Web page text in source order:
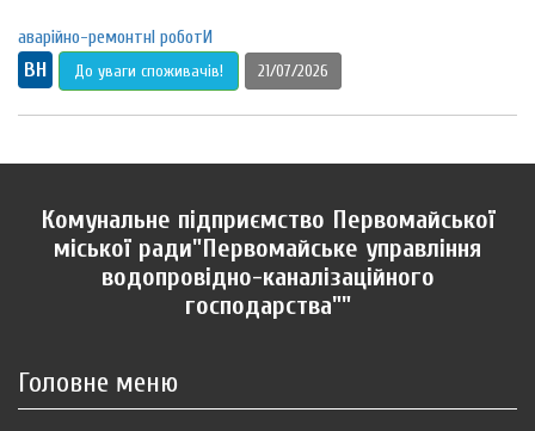
аварійно-ремонтнІ роботИ
ВН До уваги споживачів! 21/07/2026
Комунальне підприємство Первомайської
міської ради"Первомайське управління
водопровідно-каналізаційного
господарства""
Головне меню